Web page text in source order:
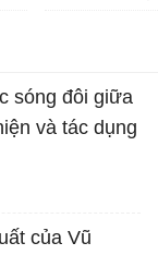
sóng đôi giữa
và tác dụng
của Vũ